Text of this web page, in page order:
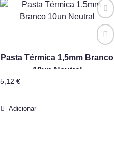
Pasta Térmica 1,5mm Branco
10un Neutral
5,12 €
Adicionar